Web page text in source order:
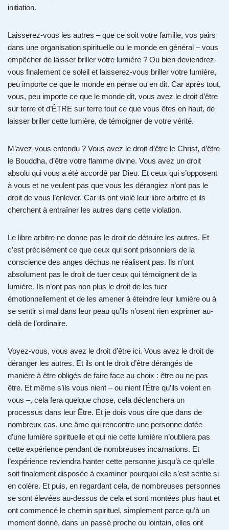
initiation.
Laisserez-vous les autres – que ce soit votre famille, vos pairs
dans une organisation spirituelle ou le monde en général – vous
empêcher de laisser briller votre lumière ? Ou bien deviendrez-
vous finalement ce soleil et laisserez-vous briller votre lumière,
peu importe ce que le monde en pense ou en dit. Car après tout,
vous, peu importe ce que le monde dit, vous avez le droit d’être
sur terre et d’ÊTRE sur terre tout ce que vous êtes en haut, de
laisser briller cette lumière, de témoigner de votre vérité.
M’avez-vous entendu ? Vous avez le droit d’être le Christ, d’être
le Bouddha, d’être votre flamme divine. Vous avez un droit
absolu qui vous a été accordé par Dieu. Et ceux qui s’opposent
à vous et ne veulent pas que vous les dérangiez n’ont pas le
droit de vous l’enlever. Car ils ont violé leur libre arbitre et ils
cherchent à entraîner les autres dans cette violation.
Le libre arbitre ne donne pas le droit de détruire les autres. Et
c’est précisément ce que ceux qui sont prisonniers de la
conscience des anges déchus ne réalisent pas. Ils n’ont
absolument pas le droit de tuer ceux qui témoignent de la
lumière. Ils n’ont pas non plus le droit de les tuer
émotionnellement et de les amener à éteindre leur lumière ou à
se sentir si mal dans leur peau qu’ils n’osent rien exprimer au-
delà de l’ordinaire.
Voyez-vous, vous avez le droit d’être ici. Vous avez le droit de
déranger les autres. Et ils ont le droit d’être dérangés de
manière à être obligés de faire face au choix : être ou ne pas
être. Et même s’ils vous nient – ou nient l’Être qu’ils voient en
vous –, cela fera quelque chose, cela déclenchera un
processus dans leur Être. Et je dois vous dire que dans de
nombreux cas, une âme qui rencontre une personne dotée
d’une lumière spirituelle et qui nie cette lumière n’oubliera pas
cette expérience pendant de nombreuses incarnations. Et
l’expérience reviendra hanter cette personne jusqu’à ce qu’elle
soit finalement disposée à examiner pourquoi elle s’est sentie si
en colère. Et puis, en regardant cela, de nombreuses personnes
se sont élevées au-dessus de cela et sont montées plus haut et
ont commencé le chemin spirituel, simplement parce qu’à un
moment donné, dans un passé proche ou lointain, elles ont